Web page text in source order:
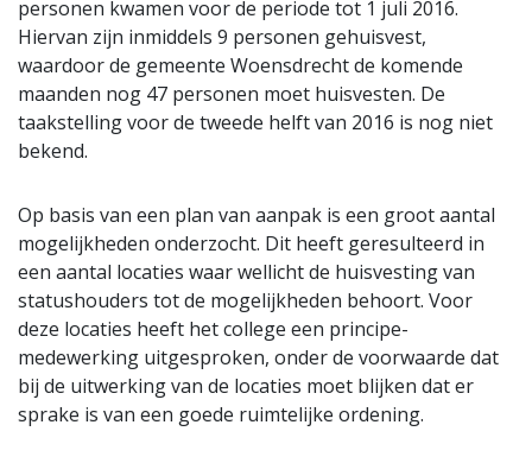
personen kwamen voor de periode tot 1 juli 2016.
Hiervan zijn inmiddels 9 personen gehuisvest,
waardoor de gemeente Woensdrecht de komende
maanden nog 47 personen moet huisvesten. De
taakstelling voor de tweede helft van 2016 is nog niet
bekend.
Op basis van een plan van aanpak is een groot aantal
mogelijkheden onderzocht. Dit heeft geresulteerd in
een aantal locaties waar wellicht de huisvesting van
statushouders tot de mogelijkheden behoort. Voor
deze locaties heeft het college een principe-
medewerking uitgesproken, onder de voorwaarde dat
bij de uitwerking van de locaties moet blijken dat er
sprake is van een goede ruimtelijke ordening.